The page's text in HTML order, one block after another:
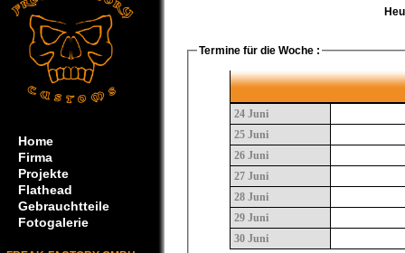
Home
Firma
Projekte
Flathead
Gebrauchtteile
Fotogalerie
Termine für die Woche :
24 Juni
25 Juni
26 Juni
27 Juni
28 Juni
29 Juni
30 Juni